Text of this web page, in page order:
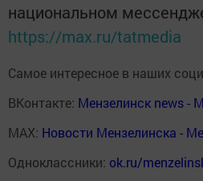
национальном
https://max.ru/tatmedia
Самое интересное в наших
ВКонтакте: Мензелинск news -
MAX: Новости Мензелинска -
Одноклассники: ok.ru/